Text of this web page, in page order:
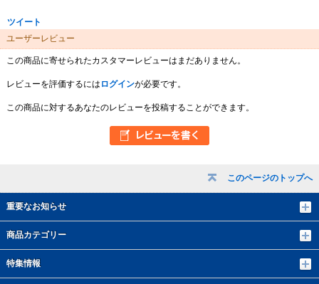
このページのトップへ
重要なお知らせ
商品カテゴリー
特集情報
ツイート
ユーザーレビュー
この商品に寄せられたカスタマーレビューはまだありません。
レビューを評価するには ログインが必要です。
この商品に対するあなたのレビューを投稿することができます。